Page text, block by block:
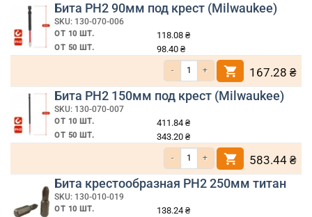
Бита РН2 90мм под крест (Milwaukee)
SKU: 130-070-006
ОТ 10 ШТ. 118.08 ₴
ОТ 50 ШТ. 98.40 ₴
Количество товара Бита РН2 90мм под
167.28 ₴
Бита РН2 150мм под крест (Milwaukee)
SKU: 130-070-007
ОТ 10 ШТ. 411.84 ₴
ОТ 50 ШТ. 343.20 ₴
Количество товара Бита РН2 150мм под
583.44 ₴
Бита крестообразная PH2 250мм титан
SKU: 130-010-019
ОТ 10 ШТ. 138.24 ₴